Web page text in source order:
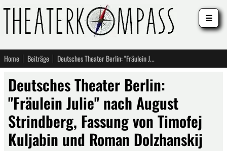
Home Beiträge Deutsches Theater Berlin: "Fräulein Julie" nach August Strindberg, Fassung von Timofej Kuljabin und Roman Dolzhanskij
Deutsches Theater Berlin:
"Fräulein Julie" nach August
Strindberg, Fassung von Timofej
Kuljabin und Roman Dolzhanskij
☰